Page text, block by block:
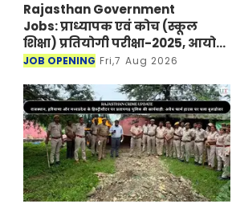
Rajasthan Government
Jobs: प्राध्यापक एवं कोच (स्कूल
शिक्षा) प्रतियोगी परीक्षा-2025, आयोग
ने जारी की हिंदी विषय की विचारित
JOB OPENING Fri,7 Aug 2026